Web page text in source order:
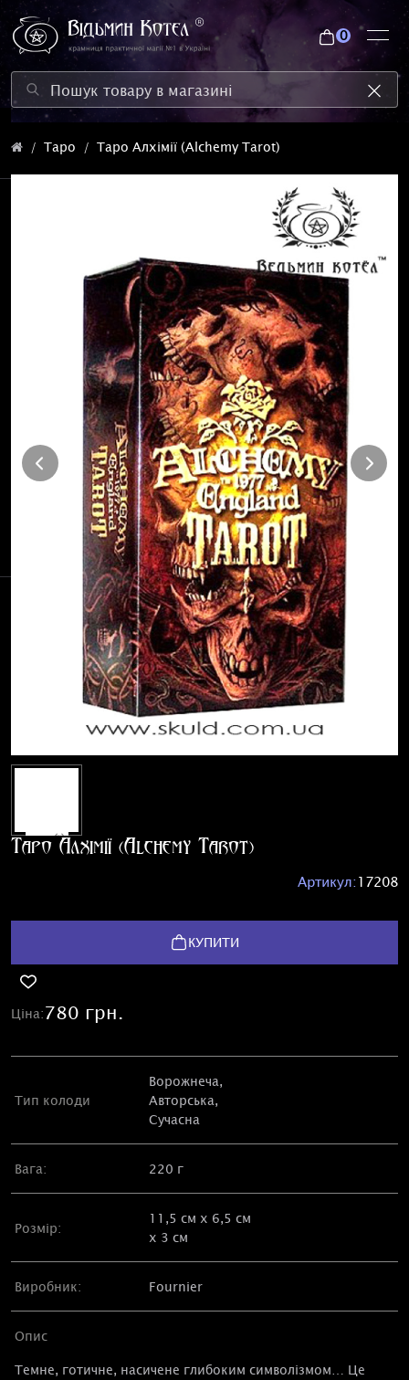
0
Таро Таро Алхімії (Alchemy Tarot)
Таро Алхімії (Alchemy Tarot)
Артикул:17208
КУПИТИ
Ціна:780 грн.
Тип колоди
Ворожнеча,
Авторська,
Сучасна
Вага: 220 г
Розмір:
11,5 см х 6,5 см
х 3 см
Виробник: Fournier
Опис
Темне, готичне, насичене глибоким символізмом… Це